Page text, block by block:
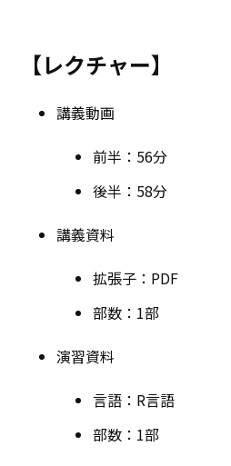
【レクチャー】
講義動画
前半：56分
後半：58分
講義資料
拡張子：PDF
部数：1部
演習資料
言語：R言語
部数：1部